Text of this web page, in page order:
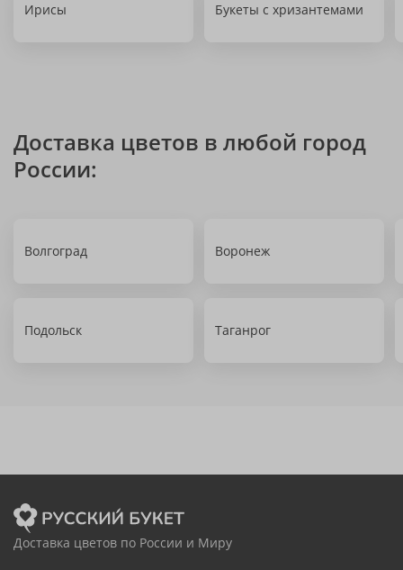
Ирисы Букеты с хризантемами
Доставка цветов в любой город
России:
Волгоград Воронеж
Подольск Таганрог
Доставка цветов по России и Миру